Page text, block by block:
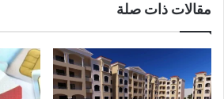
مقالات ذات صلة